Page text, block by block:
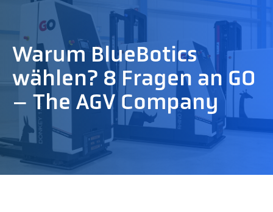
Warum BlueBotics
wählen? 8 Fragen an GO
– The AGV Company